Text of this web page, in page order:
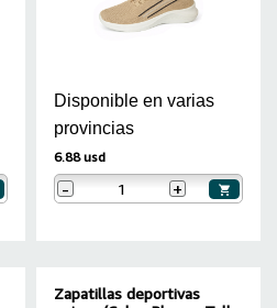
Disponible en varias
provincias
6.88 usd
- +
Zapatillas deportivas